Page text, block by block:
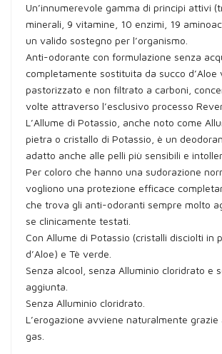
Un’innumerevole gamma di principi attivi
minerali, 9 vitamine, 10 enzimi, 19
un valido sostegno per l’organismo.
Anti-odorante con formulazione senza
completamente sostituita da succo d’Aloe
pastorizzato e non filtrato a carboni,
volte attraverso l’esclusivo processo
L’Allume di Potassio, anche noto come
pietra o cristallo di Potassio, è un
adatto anche alle pelli più sensibili e
Per coloro che hanno una sudorazione
vogliono una protezione efficace
che trova gli anti-odoranti sempre molto
se clinicamente testati.
Con Allume di Potassio (cristalli disciolti in
d’Aloe) e Tè verde.
Senza alcool, senza Alluminio cloridrato e
aggiunta.
Senza Alluminio cloridrato.
L’erogazione avviene naturalmente
gas.